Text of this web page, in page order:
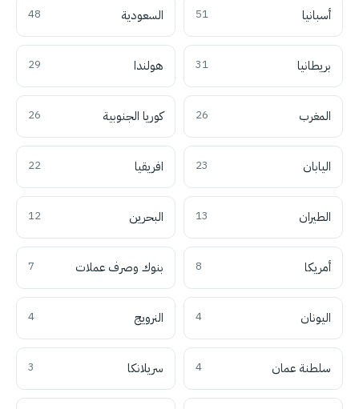
أسبانيا 51 السعودية 48
بريطانيا 31 هولندا 29
المغرب 26 كوريا الجنوبية 26
اليابان 23 افريقيا 22
الطيران 13 البحرين 12
أمريكا 8 بنوك وصرف عملات 7
اليونان 4 النرويج 4
سلطنة عمان 4 سريلانكا 3